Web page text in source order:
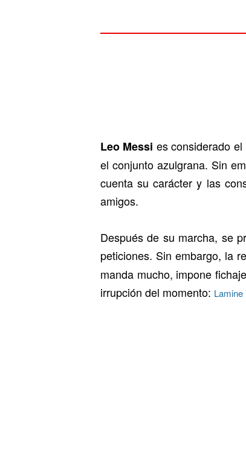
Leo Messi es considerado
el conjunto azulgrana. Sin
cuenta su carácter y las
amigos.
Después de su marcha, se
peticiones. Sin embargo, la
manda mucho, impone
irrupción del momento: Lamine